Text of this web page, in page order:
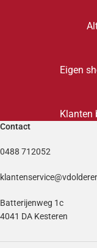
Eigen
Klanten
Contact
0488 712052
Batterijenweg 1c
4041 DA Kesteren